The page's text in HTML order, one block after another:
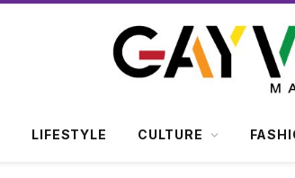
LIFESTYLE CULTURE